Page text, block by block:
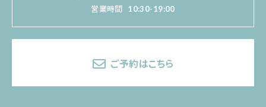
営業時間 10:30-19:00
ご予約はこちら